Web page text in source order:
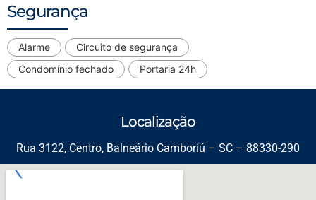
Segurança
Alarme
Circuito de segurança
Condomínio fechado
Portaria 24h
Localização
Rua 3122, Centro, Balneário Camboriú – SC – 88330-290